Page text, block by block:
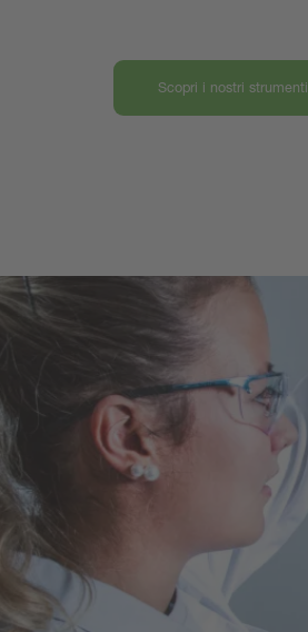
Scopri i nostri strumenti